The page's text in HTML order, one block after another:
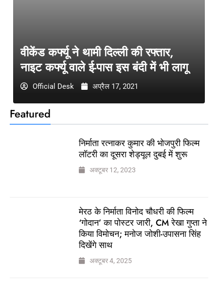
Featured
निर्माता रत्नाकर कुमार की भोजपुरी फिल्म
लॉटरी का दूसरा शेड्यूल दुबई में शुरू
अक्टूबर 12, 2023
मेरठ के निर्माता विनोद चौधरी की फिल्म
‘गोदान’ का पोस्टर जारी, CM रेखा गुप्ता ने
किया विमोचन; मनोज जोशी-उपासना सिंह
दिखेंगे साथ
अक्टूबर 4, 2025
वीकेंड कर्फ्यू ने थामी दिल्ली की रफ्तार,
नाइट कर्फ्यू वाले ई-पास इस बंदी में भी लागू
Official Desk अप्रैल 17, 2021